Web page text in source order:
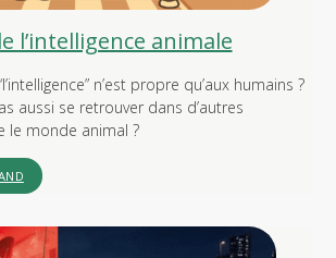
l’intelligence animale
n’est propre qu’aux humains ?
aussi se retrouver dans d’autres
le monde animal ?